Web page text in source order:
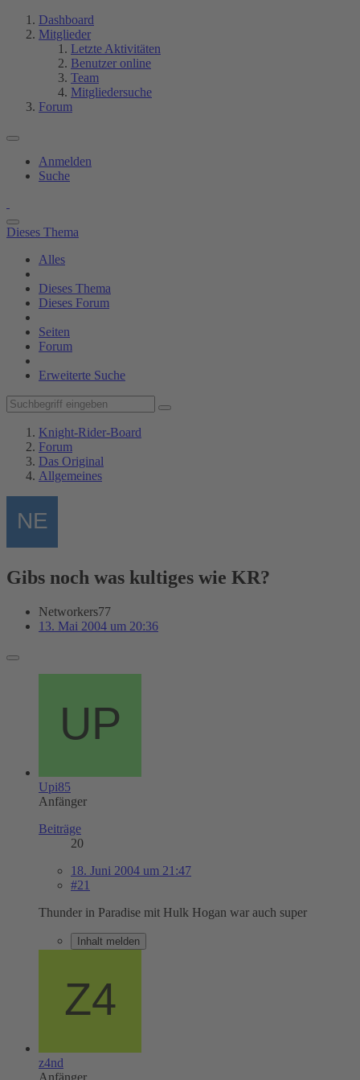
Dashboard
Mitglieder
Letzte Aktivitäten
Benutzer online
Team
Mitgliedersuche
Forum
Anmelden
Suche
Dieses Thema
Alles
Dieses Thema
Dieses Forum
Seiten
Forum
Erweiterte Suche
Knight-Rider-Board
Forum
Das Original
Allgemeines
Gibs noch was kultiges wie KR?
Networkers77
13. Mai 2004 um 20:36
Upi85
Anfänger
Beiträge
20
18. Juni 2004 um 21:47
#21
Thunder in Paradise mit Hulk Hogan war auch super
Inhalt melden
z4nd
Anfänger